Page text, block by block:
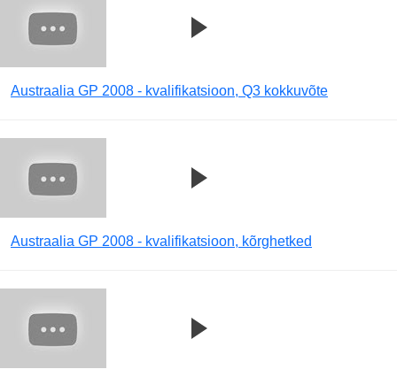
Austraalia GP 2008 - kvalifikatsioon, Q3 kokkuvõte
Austraalia GP 2008 - kvalifikatsioon, kõrghetked